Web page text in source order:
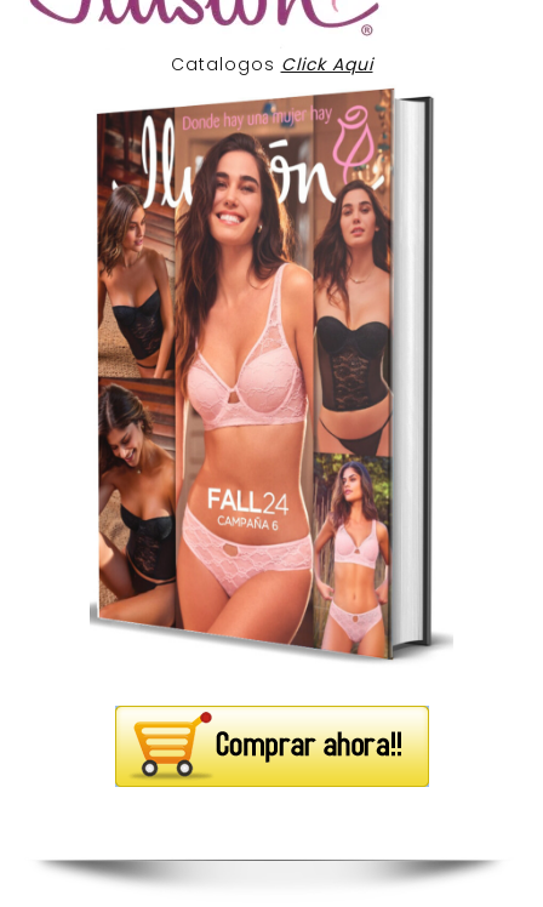
Catalogos Click Aqui